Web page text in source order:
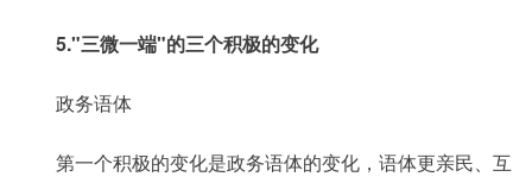
5."三微一端"的三个积极的变化
政务语体
第一个积极的变化是政务语体的变化，语体更亲民、互